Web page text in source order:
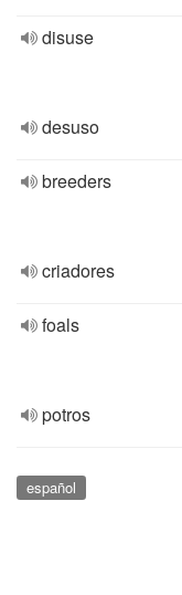
disuse
desuso
breeders
criadores
foals
potros
español